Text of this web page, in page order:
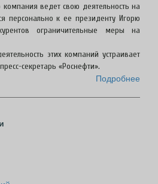
ведет свою деятельность на
персонально к ее президенту Игорю
ограничительные меры на
этих компаний устраивает
секретарь «Роснефти».
Подробнее